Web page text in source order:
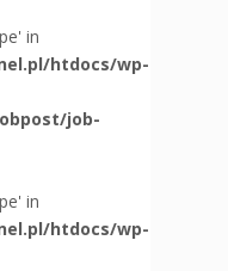
in
htdocs/wp-
job-
in
htdocs/wp-